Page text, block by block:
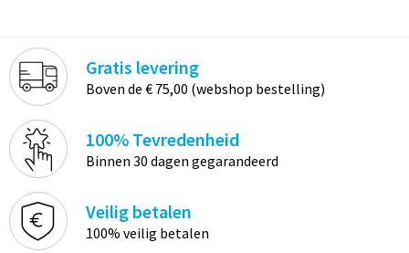
Gratis levering
Boven de € 75,00 (webshop bestelling)
100% Tevredenheid
Binnen 30 dagen gegarandeerd
Veilig betalen
100% veilig betalen